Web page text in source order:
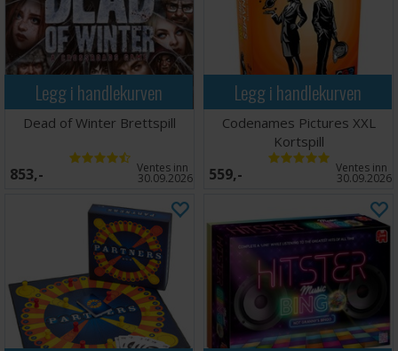
Legg i handlekurven
Dead of Winter Brettspill
853,- Ventes inn
30.09.2026
Legg i handlekurven
Codenames Pictures XXL
Kortspill
559,- Ventes inn
30.09.2026